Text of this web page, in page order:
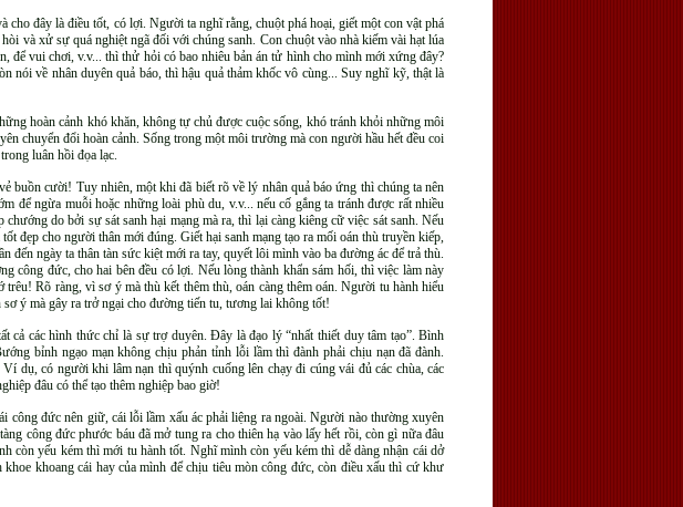
đây là điều tốt, có lợi. Người ta nghĩ rằng, chuột phá hoại, giết một con vật phá
và xử sự quá nghiệt ngã đối với chúng sanh. Con chuột vào nhà kiếm vài hạt lúa
để vui chơi, v.v... thì thử hỏi có bao nhiêu bản án tử hình cho mình mới xứng đây?
nói về nhân duyên quả báo, thì hậu quả thảm khốc vô cùng... Suy nghĩ kỹ, thật là
hoàn cảnh khó khăn, không tự chủ được cuộc sống, khó tránh khỏi những môi
chuyển đổi hoàn cảnh. Sống trong một môi trường mà con người hầu hết đều coi
luân hồi đọa lạc.
buồn cười! Tuy nhiên, một khi đã biết rõ về lý nhân quả báo ứng thì chúng ta nên
để ngừa muỗi hoặc những loài phù du, v.v... nếu cố gắng ta tránh được rất nhiều
do bởi sự sát sanh hại mạng mà ra, thì lại càng kiêng cữ việc sát sanh. Nếu
đẹp cho người thân mới đúng. Giết hại sanh mạng tạo ra mối oán thù truyền kiếp,
ngày ta thân tàn sức kiệt mới ra tay, quyết lôi mình vào ba đường ác để trả thù.
công đức, cho hai bên đều có lợi. Nếu lòng thành khẩn sám hối, thì việc làm này
Rõ ràng, vì sơ ý mà thù kết thêm thù, oán càng thêm oán. Người tu hành hiểu
ý mà gây ra trở ngại cho đường tiến tu, tương lai không tốt!
cả các hình thức chỉ là sự trợ duyên. Đây là đạo lý “nhất thiết duy tâm tạo”. Bình
bỉnh ngạo mạn không chịu phản tỉnh lỗi lầm thì đành phải chịu nạn đã đành.
dụ, có người khi lâm nạn thì quýnh cuống lên chạy đi cúng vái đủ các chùa, các
đâu có thể tạo thêm nghiệp bao giờ!
đức nên giữ, cái lỗi lầm xấu ác phải liệng ra ngoài. Người nào thường xuyên
công đức phước báu đã mở tung ra cho thiên hạ vào lấy hết rồi, còn gì nữa đâu
yếu kém thì mới tu hành tốt. Nghĩ mình còn yếu kém thì dễ dàng nhận cái dở
khoang cái hay của mình để chịu tiêu mòn công đức, còn điều xấu thì cứ khư